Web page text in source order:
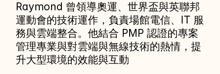
Raymond 曾領導奧運、世界盃與英聯邦
運動會的技術運作，負責場館電信、IT 服
務與雲端整合。他結合 PMP 認證的專案
管理專業與對雲端與無線技術的熱情，提
升大型環境的效能與互動